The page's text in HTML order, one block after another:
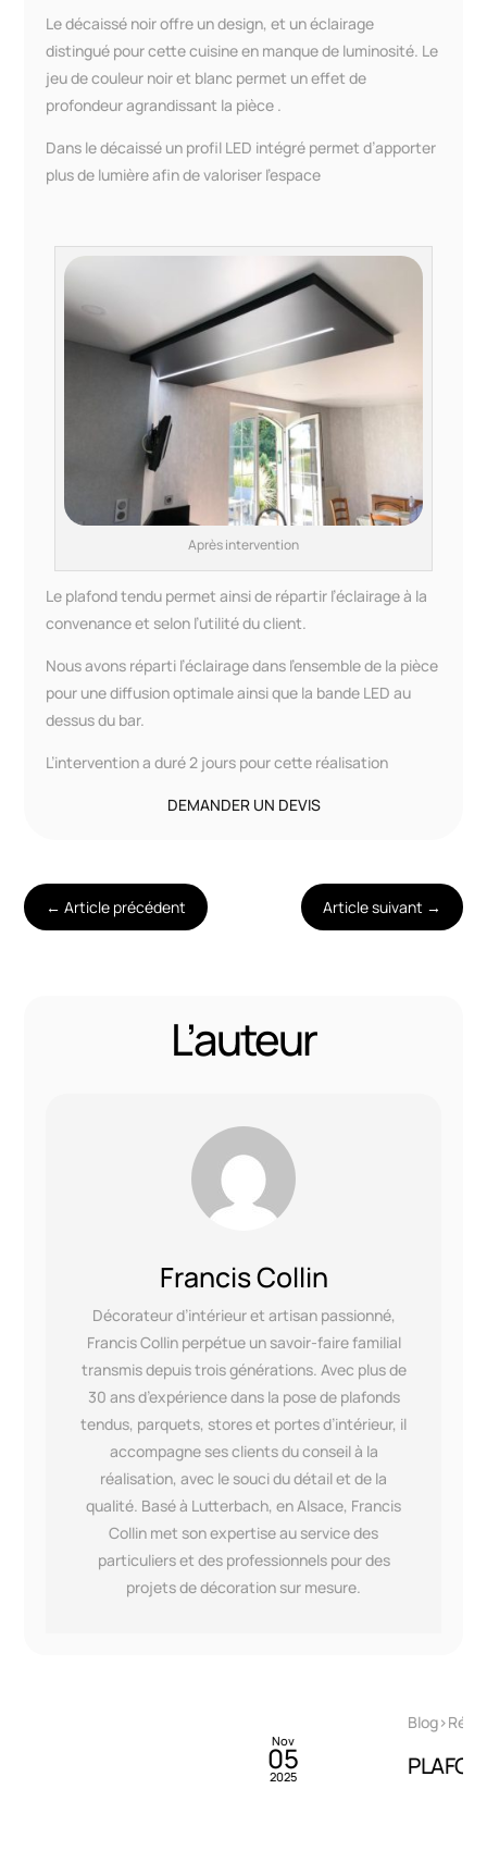
Le décaissé noir offre un design, et un éclairage
distingué pour cette cuisine en manque de luminosité. Le
jeu de couleur noir et blanc permet un effet de
profondeur agrandissant la pièce .
Dans le décaissé un profil LED intégré permet d’apporter
plus de lumière afin de valoriser l’espace
Après intervention
Le plafond tendu permet ainsi de répartir l’éclairage à la
convenance et selon l’utilité du client.
Nous avons réparti l’éclairage dans l’ensemble de la pièce
pour une diffusion optimale ainsi que la bande LED au
dessus du bar.
L’intervention a duré 2 jours pour cette réalisation
DEMANDER UN DEVIS
←Article précédent Article suivant →
L’auteur
Francis Collin
Décorateur d’intérieur et artisan passionné,
Francis Collin perpétue un savoir-faire familial
transmis depuis trois générations. Avec plus de
30 ans d’expérience dans la pose de plafonds
tendus, parquets, stores et portes d’intérieur, il
accompagne ses clients du conseil à la
réalisation, avec le souci du détail et de la
qualité. Basé à Lutterbach, en Alsace, Francis
Collin met son expertise au service des
particuliers et des professionnels pour des
projets de décoration sur mesure.
PLAFOND TENDU AU DESSUS D’UN SPA !